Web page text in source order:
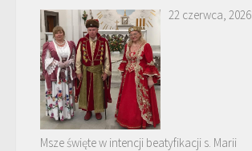
22 czerwca, 2026
Msze święte w intencji beatyfikacji s. Marii